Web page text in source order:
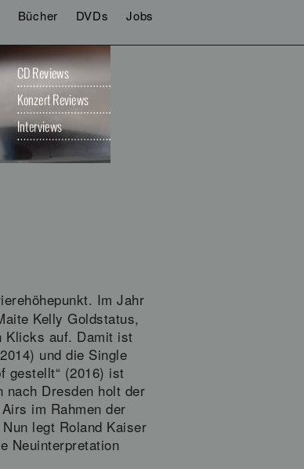
Bücher DVDs Jobs
Im Jahr
Kelly Goldstatus,
Klicks auf. Damit ist
und die Single
gestellt“ (2016) ist
Dresden holt der
im Rahmen der
legt Roland Kaiser
Neuinterpretation